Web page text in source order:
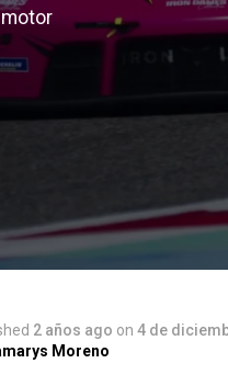
2 años ago on 4 de
Moreno